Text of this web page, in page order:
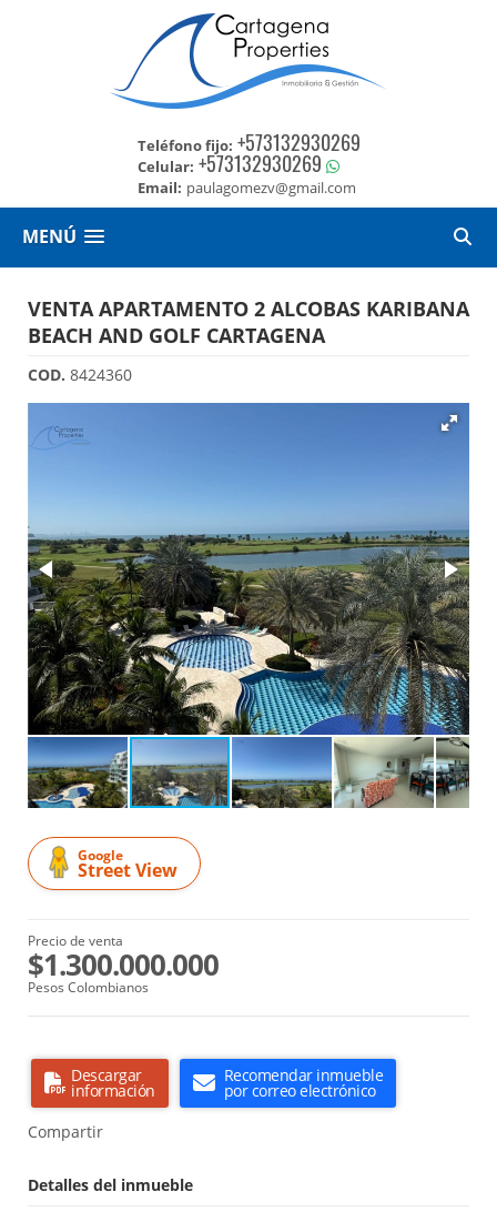
Teléfono fijo: +573132930269
Celular: +573132930269
Email: paulagomezv@gmail.com
MENÚ
VENTA APARTAMENTO 2 ALCOBAS KARIBANA
BEACH AND GOLF CARTAGENA
COD. 8424360
Google
Street View
Precio de venta
$1.300.000.000
Pesos Colombianos
Descargar
información
Recomendar inmueble
por correo electrónico
Compartir
Detalles del inmueble